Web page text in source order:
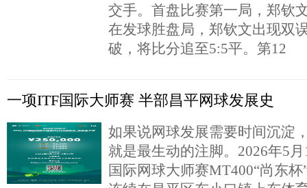
交手。首盘比赛第一局，郑钦
在发球胜盘局，郑钦文出现双
破，将比分追至5:5平。第12
一项ITF国际大师赛 半部昌平网球发展史
如果说网球发展需要时间沉淀
就是最生动的注脚。2026年5
国际网球大师赛MT400“尚东